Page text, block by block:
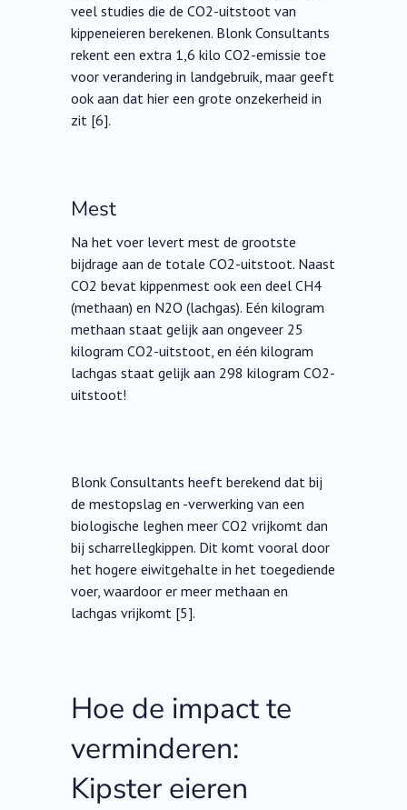
veel studies die de CO2-uitstoot van
kippeneieren berekenen. Blonk Consultants
rekent een extra 1,6 kilo CO2-emissie toe
voor verandering in landgebruik, maar geeft
ook aan dat hier een grote onzekerheid in
zit [6].
Mest
Na het voer levert mest de grootste
bijdrage aan de totale CO2-uitstoot. Naast
CO2 bevat kippenmest ook een deel CH4
(methaan) en N2O (lachgas). Eén kilogram
methaan staat gelijk aan ongeveer 25
kilogram CO2-uitstoot, en één kilogram
lachgas staat gelijk aan 298 kilogram CO2-
uitstoot!
Blonk Consultants heeft berekend dat bij
de mestopslag en -verwerking van een
biologische leghen meer CO2 vrijkomt dan
bij scharrellegkippen. Dit komt vooral door
het hogere eiwitgehalte in het toegediende
voer, waardoor er meer methaan en
lachgas vrijkomt [5].
Hoe de impact te
verminderen:
Kipster eieren